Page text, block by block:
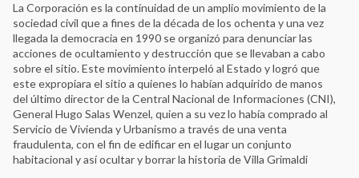
La Corporación es la continuidad de un amplio movimiento de la
sociedad civil que a fines de la década de los ochenta y una vez
llegada la democracia en 1990 se organizó para denunciar las
acciones de ocultamiento y destrucción que se llevaban a cabo
sobre el sitio. Este movimiento interpeló al Estado y logró que
este expropiara el sitio a quienes lo habían adquirido de manos
del último director de la Central Nacional de Informaciones (CNI),
General Hugo Salas Wenzel, quien a su vez lo había comprado al
Servicio de Vivienda y Urbanismo a través de una venta
fraudulenta, con el fin de edificar en el lugar un conjunto
habitacional y así ocultar y borrar la historia de Villa Grimaldi